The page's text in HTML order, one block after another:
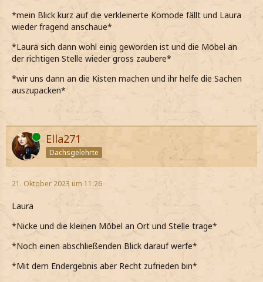
*mein Blick kurz auf die verkleinerte Komode fällt und Laura
wieder fragend anschaue*
*Laura sich dann wohl einig geworden ist und die Möbel an
der richtigen Stelle wieder gross zaubere*
*wir uns dann an die Kisten machen und ihr helfe die Sachen
auszupacken*
Online Ella271
Dachsgelehrte
21. Oktober 2023 um 11:26
Laura
*Nicke und die kleinen Möbel an Ort und Stelle trage*
*Noch einen abschließenden Blick darauf werfe*
*Mit dem Endergebnis aber Recht zufrieden bin*